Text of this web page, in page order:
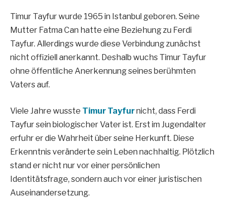
Timur Tayfur wurde 1965 in Istanbul geboren. Seine
Mutter Fatma Can hatte eine Beziehung zu Ferdi
Tayfur. Allerdings wurde diese Verbindung zunächst
nicht offiziell anerkannt. Deshalb wuchs Timur Tayfur
ohne öffentliche Anerkennung seines berühmten
Vaters auf.
Viele Jahre wusste Timur Tayfurnicht, dass Ferdi
Tayfur sein biologischer Vater ist. Erst im Jugendalter
erfuhr er die Wahrheit über seine Herkunft. Diese
Erkenntnis veränderte sein Leben nachhaltig. Plötzlich
stand er nicht nur vor einer persönlichen
Identitätsfrage, sondern auch vor einer juristischen
Auseinandersetzung.